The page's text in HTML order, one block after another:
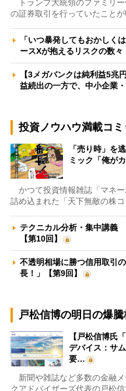
トランプ大統領のファミリ
の証券取引を行っていたこと
「いつ暴発してもおかしく
ースXが抱えるリスクの数
【3メガバンクは純利益5兆
益続出の一方で、中小企業
投資ノウハウ満載コミ
「売り時」を
ミック「俺が
かつて投資情報雑誌「マネ
詰め込まれた「天下無敵の株
テクニカル分析・集中講義
【第10回】
不透明相場に勝つ信用取引
長！」【第9回】
戸松信博の明日の爆騰
【戸松信博氏
デバイス：サ
要…
新聞や雑誌など多数の金融
クアドバイザーズ代表の戸松